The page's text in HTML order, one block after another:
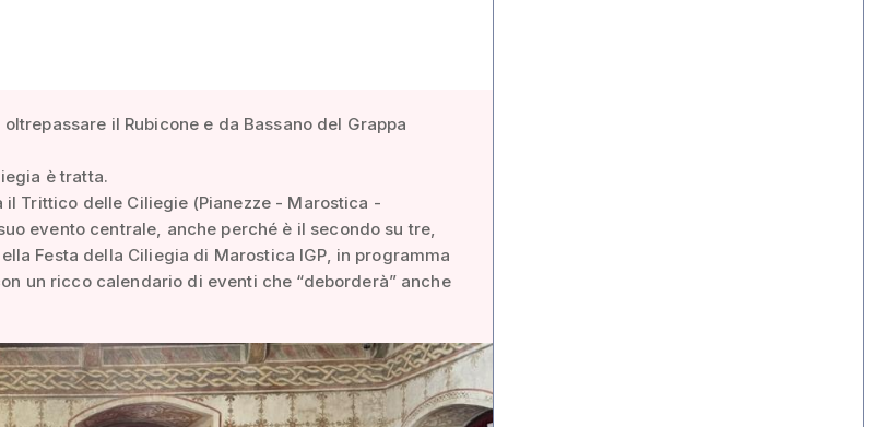
il Rubicone e da Bassano del Grappa
è tratta.
il Trittico delle Ciliegie (Pianezze - Marostica -
evento centrale, anche perché è il secondo su tre,
Festa della Ciliegia di Marostica IGP, in programma
un ricco calendario di eventi che “deborderà” anche